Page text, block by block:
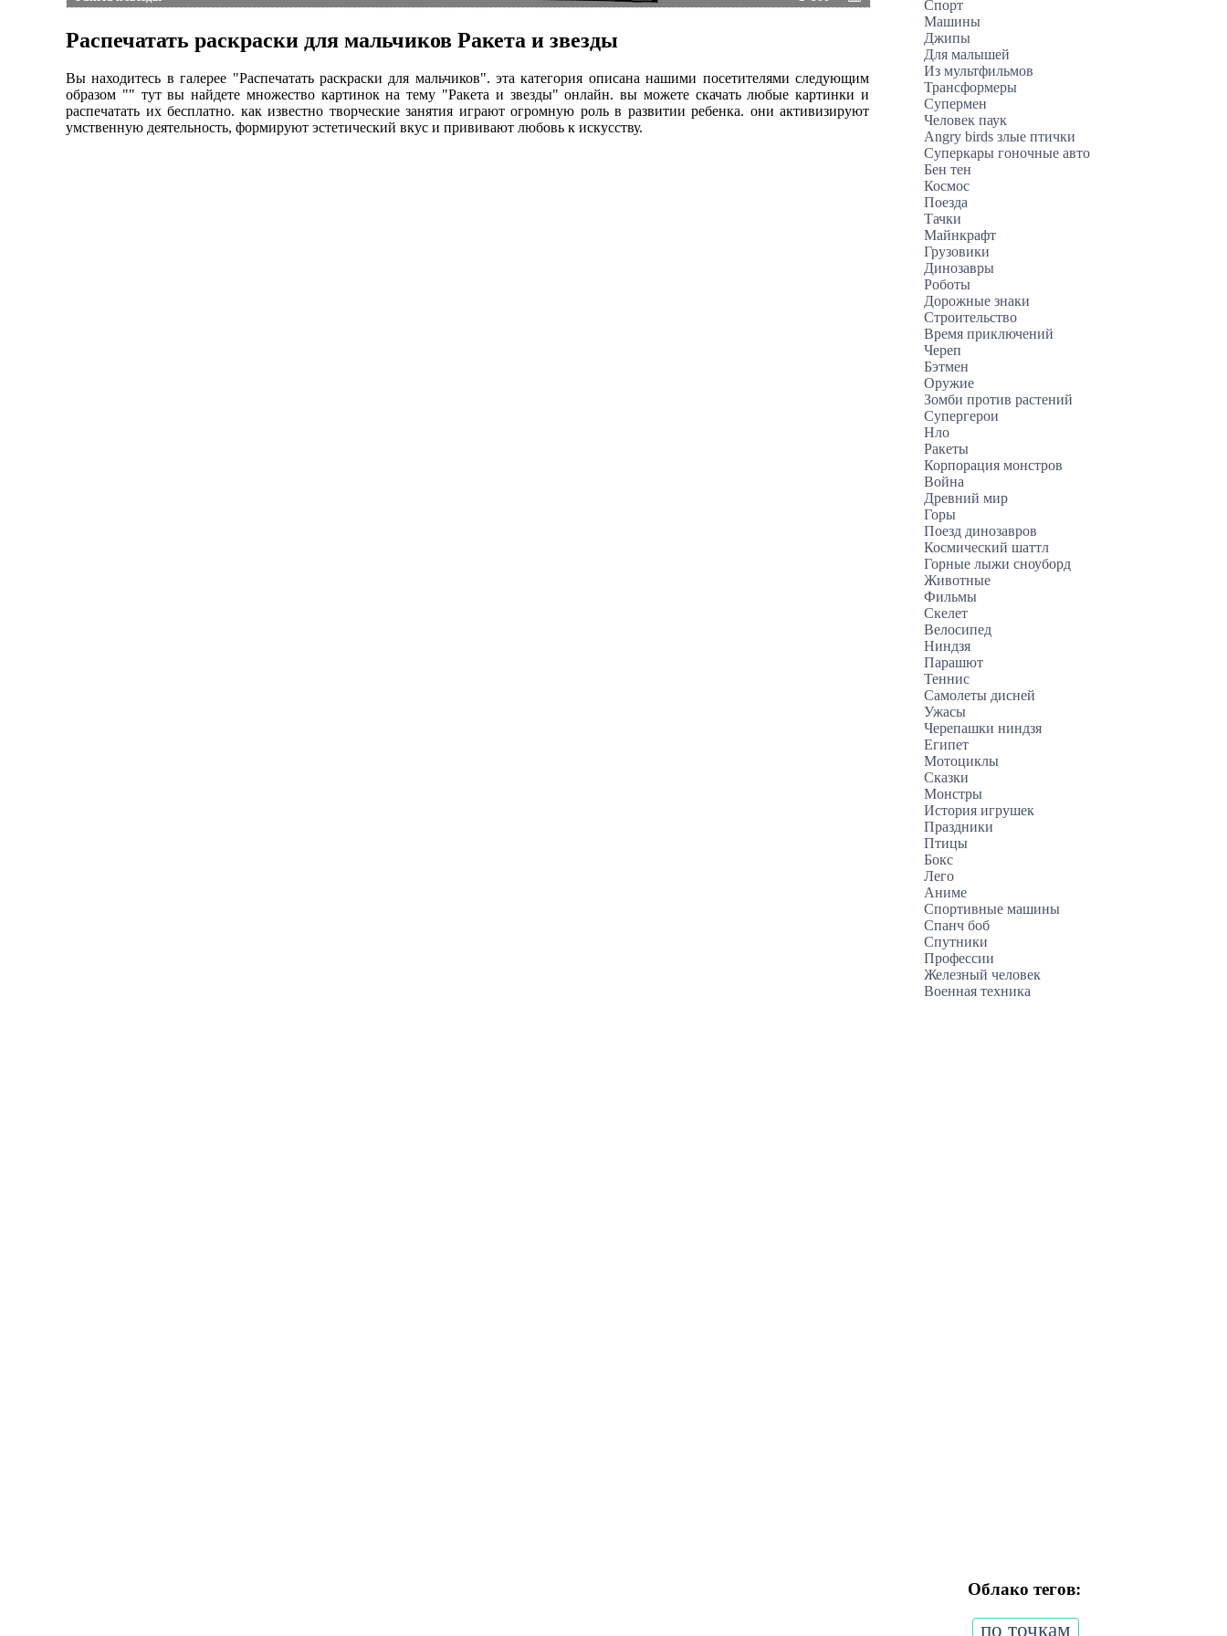
Распечатать раскраски для мальчиков Ракета и звезды
Вы находитесь в галерее "Распечатать раскраски для мальчиков". эта категория описана нашими посетителями следующим
образом "" тут вы найдете множество картинок на тему "Ракета и звезды" онлайн. вы можете скачать любые картинки и
распечатать их бесплатно. как известно творческие занятия играют огромную роль в развитии ребенка. они активизируют
умственную деятельность, формируют эстетический вкус и прививают любовь к искусству.
Спорт
Машины
Джипы
Для малышей
Из мультфильмов
Трансформеры
Супермен
Человек паук
Angry birds злые птички
Суперкары гоночные авто
Бен тен
Космос
Поезда
Тачки
Майнкрафт
Грузовики
Динозавры
Роботы
Дорожные знаки
Строительство
Время приключений
Череп
Бэтмен
Оружие
Зомби против растений
Супергерои
Нло
Ракеты
Корпорация монстров
Война
Древний мир
Горы
Поезд динозавров
Космический шаттл
Горные лыжи сноуборд
Животные
Фильмы
Скелет
Велосипед
Ниндзя
Парашют
Теннис
Самолеты дисней
Ужасы
Черепашки ниндзя
Египет
Мотоциклы
Сказки
Монстры
История игрушек
Праздники
Птицы
Бокс
Лего
Аниме
Спортивные машины
Спанч боб
Спутники
Профессии
Железный человек
Военная техника
Облако тегов:
по точкам